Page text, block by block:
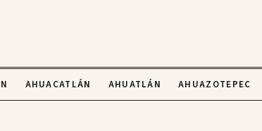
AHUACATLÁN AHUATLÁN AHUAZOTEPEC